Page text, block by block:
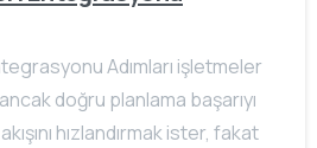
Adımları işletmeler
doğru planlama başarıyı
hızlandırmak ister, fakat